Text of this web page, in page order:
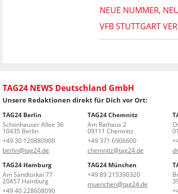
NEUE NUMMER,
VFB STUTTGART
TAG24 NEWS Deutschland GmbH
Unsere Redaktionen direkt für Dich vor Ort:
TAG24 Berlin
Schönhauser Allee 36
10435 Berlin
+49 30 120880900
berlin@tag24.de
TAG24 Chemnitz
Am Rathaus 2
09111 Chemnitz
+49 371 6906600
chemnitz@tag24.de
TAG24 Hamburg
Am Sandtorkai 77
20457 Hamburg
+49 40 228608090
TAG24 München
+49 89 215390320
muenchen@tag24.de